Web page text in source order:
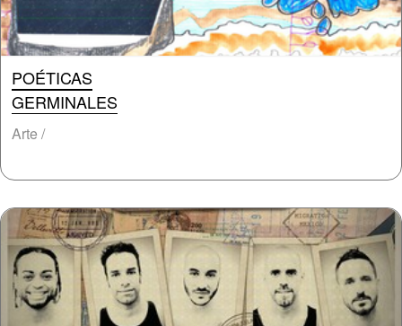
POÉTICAS
GERMINALES
Arte /